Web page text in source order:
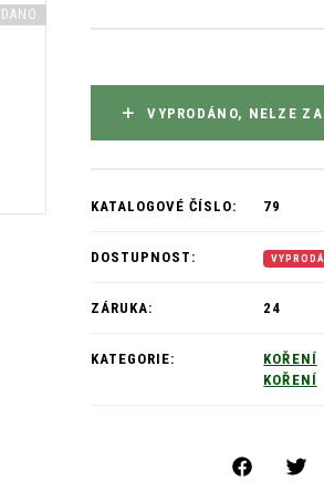
VYPRODÁNO, NELZE
KATALOGOVÉ ČÍSLO: 79
DOSTUPNOST:
ZÁRUKA: 24
KATEGORIE:
KOŘENÍ
KOŘENÍ